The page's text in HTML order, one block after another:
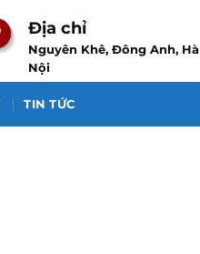
Địa chỉ
Nguyên Khê, Đông Anh, Hà
Nội
TIN TỨC